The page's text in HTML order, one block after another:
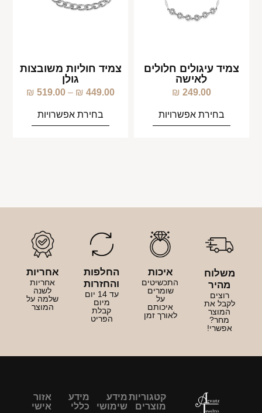
צמיד עיגולים חלולים
לאישה
249.00
₪
בחירת אפשרויות
צמיד חוליות משובצות
גולן
449.00
₪
–
519.00
₪
בחירת אפשרויות
משלוח
מהיר
רוצים
לקבל את
המוצר
מחר?
אפשרי!
איכות
התכשיטים
שומרים
על
איכותם
לאורך זמן
החלפות
והחזרות
עד 14 יום
מיום
קבלת
הפריט
אחריות
אחריות
לשנה
שלמה על
המוצר
קטגוריות
מוצרים
מידע
שימושי
מידע
כללי
אזור
אישי